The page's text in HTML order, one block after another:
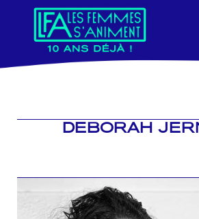
contenu
DEBORAH